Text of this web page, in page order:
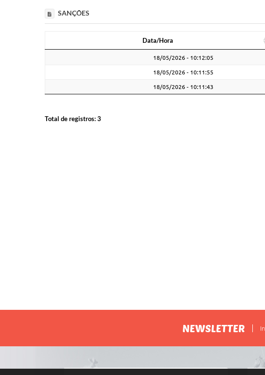
SANÇÕES
Data/Hora
Data/Hora
18/05/2026 - 10:12:05
18/05/2026 - 10:11:55
18/05/2026 - 10:11:43
Total de registros:3
NEWSLETTER